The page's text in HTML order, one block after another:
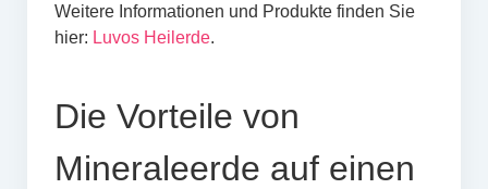
Weitere Informationen und Produkte finden Sie
hier: Luvos Heilerde.
Die Vorteile von
Mineraleerde auf einen